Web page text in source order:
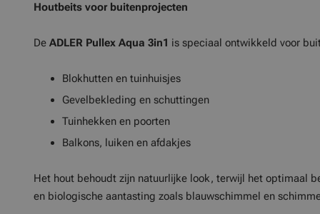
Houtbeits voor buitenprojecten
De ADLER Pullex Aqua 3in1 is speciaal ontwikkeld voor
Blokhutten en tuinhuisjes
Gevelbekleding en schuttingen
Tuinhekken en poorten
Balkons, luiken en afdakjes
Het hout behoudt zijn natuurlijke look, terwijl het optimaal
en biologische aantasting zoals blauwschimmel en